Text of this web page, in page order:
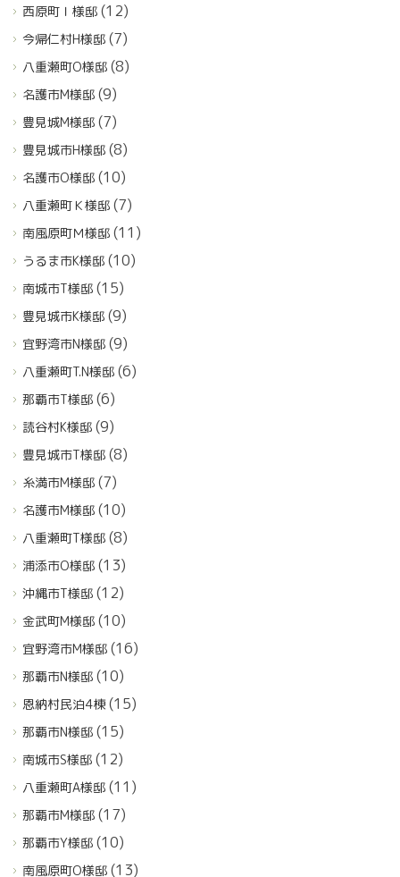
西原町Ｉ様邸 (12)
今帰仁村H様邸 (7)
八重瀬町O様邸 (8)
名護市M様邸 (9)
豊見城M様邸 (7)
豊見城市H様邸 (8)
名護市O様邸 (10)
八重瀬町Ｋ様邸 (7)
南風原町Ｍ様邸 (11)
うるま市K様邸 (10)
南城市T様邸 (15)
豊見城市K様邸 (9)
宜野湾市N様邸 (9)
八重瀬町T.N様邸 (6)
那覇市T様邸 (6)
読谷村K様邸 (9)
豊見城市T様邸 (8)
糸満市M様邸 (7)
名護市M様邸 (10)
八重瀬町T様邸 (8)
浦添市O様邸 (13)
沖縄市T様邸 (12)
金武町M様邸 (10)
宜野湾市M様邸 (16)
那覇市N様邸 (10)
恩納村民泊4棟(15)
那覇市N様邸 (15)
南城市S様邸 (12)
八重瀬町A様邸 (11)
那覇市M様邸 (17)
那覇市Y様邸 (10)
南風原町O様邸 (13)